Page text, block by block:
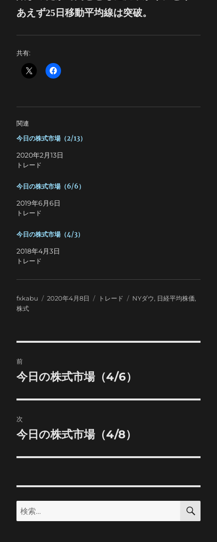
あえず25日移動平均線は突破。
共有:
関連
今日の株式市場（2/13）
2020年2月13日
トレード
今日の株式市場（6/6）
2019年6月6日
トレード
今日の株式市場（4/3）
2018年4月3日
トレード
投
稿
fxkabu
投
2020年4月8日
カ
トレード
タ
NYダウ, 日経平均株価,
株式
稿
ビ
ゲ
ー
ン
前
前
投
稿:
今日の株式市場（4/6）
次
次
投
今日の株式市場（4/8）
検
索:
検